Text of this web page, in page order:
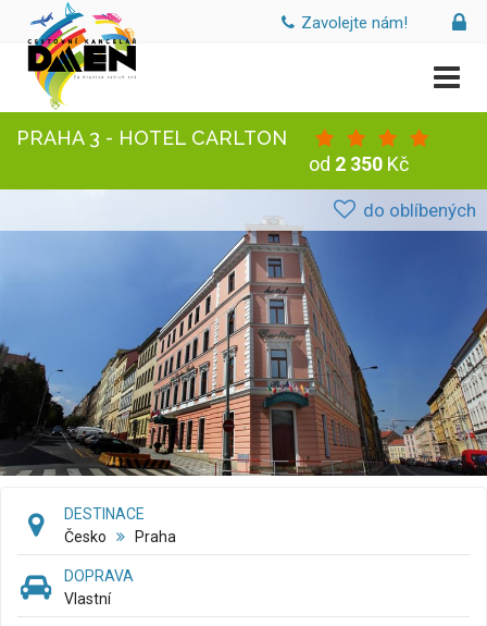
Zavolejte nám!
PRAHA 3 - HOTEL CARLTON
od 2 350 Kč
do oblíbených
DESTINACE
Česko
Praha
DOPRAVA
Vlastní